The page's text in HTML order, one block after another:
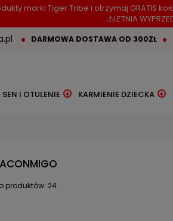
marki Tiger Tribe i otrzymaj GRATIS
⚠️LETNIA
DARMOWA DOSTAWA OD 300ZŁ
SEN I OTULENIE KARMIENIE DZIECKA
produktów: 24